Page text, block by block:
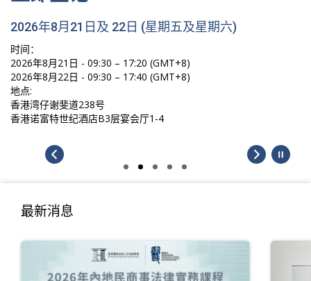
2026年8月21日及 22日 (星期五及星期六)
时间：
2026年8月21日 - 09:30 – 17:20 (GMT+8)
2026年8月22日 - 09:30 – 17:40 (GMT+8)
地点:
香港湾仔谢斐道238号
香港诺富特世纪酒店B3层宴会厅1-4
最新消息